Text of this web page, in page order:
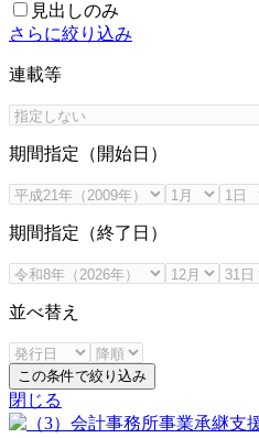
見出しのみ
さらに絞り込み
連載等
期間指定（開始日）
期間指定（終了日）
並べ替え
この条件で絞り込み
閉じる